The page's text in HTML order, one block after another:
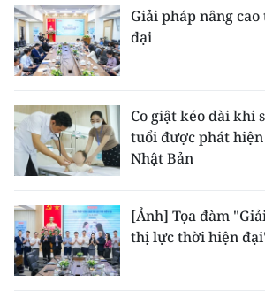
Giải pháp nâng
đại
Co giật kéo dài khi
tuổi được phát
Nhật Bản
[Ảnh] Tọa đàm
thị lực thời hiện